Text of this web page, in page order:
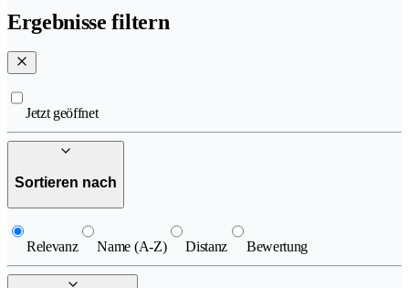
Ergebnisse filtern
Jetzt geöffnet
Sortieren nach
Relevanz Name (A-Z) Distanz Bewertung